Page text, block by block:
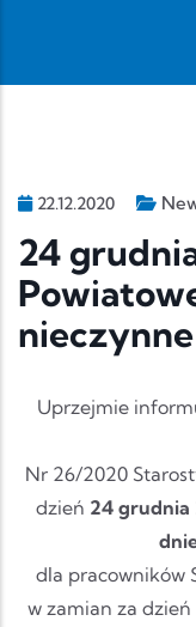
22.12.2020
24
nieczynne
Uprzejmie
Nr 26/2020
dzień 24 grudnia
dla pracowników
w zamian za